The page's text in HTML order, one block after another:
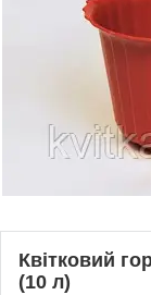
Квітковий
(10 л)